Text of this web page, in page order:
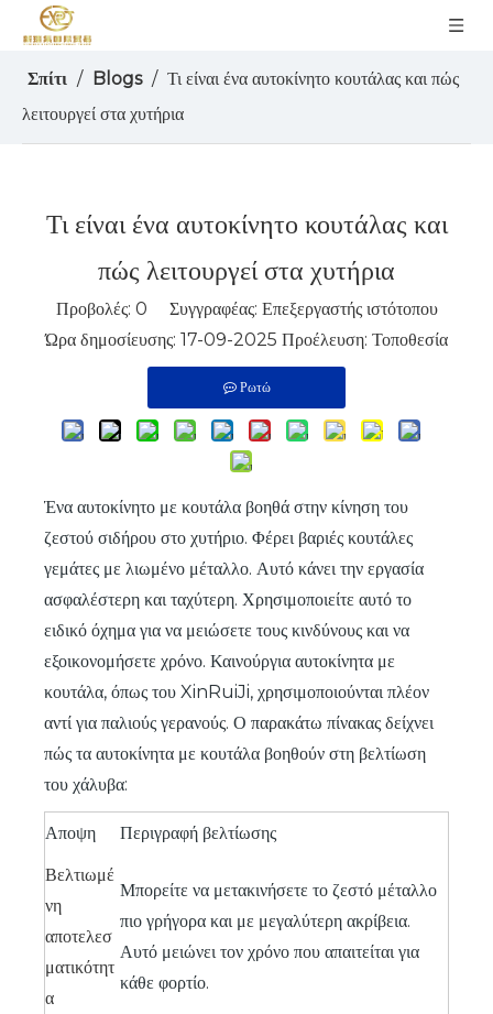
Σπίτι / Blogs / Τι είναι ένα αυτοκίνητο κουτάλας και πώς
λειτουργεί στα χυτήρια
Τι είναι ένα αυτοκίνητο κουτάλας και
πώς λειτουργεί στα χυτήρια
Προβολές: 0 Συγγραφέας: Επεξεργαστής ιστότοπου
Ώρα δημοσίευσης: 17-09-2025 Προέλευση: Τοποθεσία
Ρωτώ
Ένα αυτοκίνητο με κουτάλα βοηθά στην κίνηση του
ζεστού σιδήρου στο χυτήριο. Φέρει βαριές κουτάλες
γεμάτες με λιωμένο μέταλλο. Αυτό κάνει την εργασία
ασφαλέστερη και ταχύτερη. Χρησιμοποιείτε αυτό το
ειδικό όχημα για να μειώσετε τους κινδύνους και να
εξοικονομήσετε χρόνο. Καινούργια αυτοκίνητα με
κουτάλα, όπως του XinRuiJi, χρησιμοποιούνται πλέον
αντί για παλιούς γερανούς. Ο παρακάτω πίνακας δείχνει
πώς τα αυτοκίνητα με κουτάλα βοηθούν στη βελτίωση
του χάλυβα:
Αποψη
Περιγραφή βελτίωσης
Βελτιωμέ
νη
αποτελεσ
ματικότητ
α
Μπορείτε να μετακινήσετε το ζεστό μέταλλο
πιο γρήγορα και με μεγαλύτερη ακρίβεια.
Αυτό μειώνει τον χρόνο που απαιτείται για
κάθε φορτίο.